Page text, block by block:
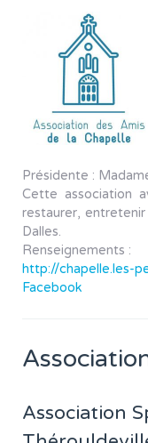
Présidente :
Cette association
restaurer,
Dalles.
Renseignements :
http://chapelle.les-
Facebook
Association